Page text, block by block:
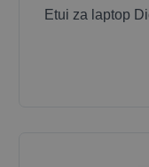
Etui za laptop